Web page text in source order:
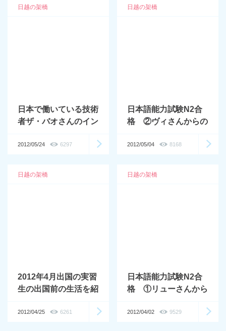
日越の架橋
日本で働いている技術
者ザ・バオさんのイン
にたくさんチャレン
う！」
2012/05/24 6297
日越の架橋
日本語能力試験N2合
格 ②ヴィさんからの
2012/05/04 8168
日越の架橋
2012年4月出国の実習
生の出国前の生活を紹
2012/04/25 6261
日越の架橋
日本語能力試験N2合
格 ①リューさんから
2012/04/02 9529